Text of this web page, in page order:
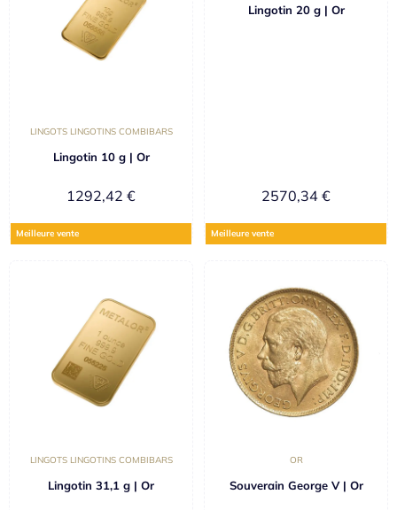
LINGOTS LINGOTINS COMBIBARS
Lingotin 10 g | Or
1292,42 €
Meilleure vente
Lingotin 20 g | Or
2570,34 €
Meilleure vente
LINGOTS LINGOTINS COMBIBARS
Lingotin 31,1 g | Or
OR
Souverain George V | Or